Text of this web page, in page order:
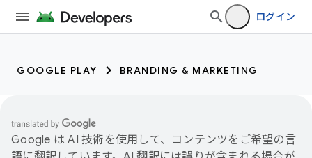
ログイン
GOOGLE PLAY BRANDING & MARKETING
Google は AI 技術を使用して、コンテンツをご希望の言